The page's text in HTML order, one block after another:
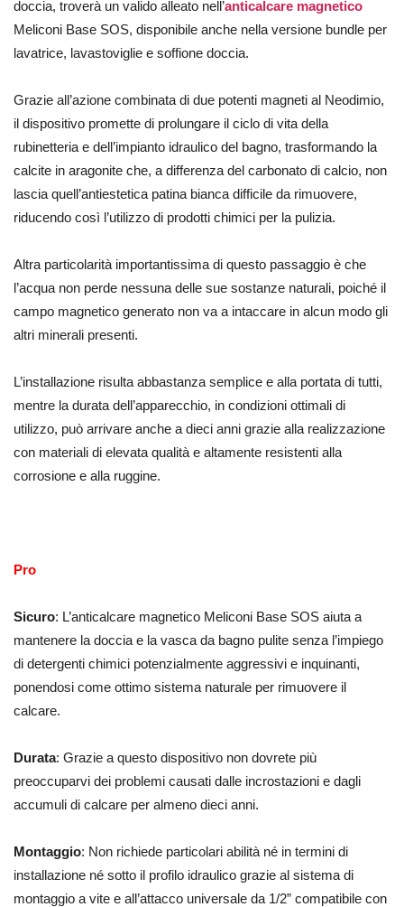
doccia, troverà un valido alleato nell’anticalcare magnetico
Meliconi Base SOS, disponibile anche nella versione bundle per
lavatrice, lavastoviglie e soffione doccia.
Grazie all’azione combinata di due potenti magneti al Neodimio,
il dispositivo promette di prolungare il ciclo di vita della
rubinetteria e dell’impianto idraulico del bagno, trasformando la
calcite in aragonite che, a differenza del carbonato di calcio, non
lascia quell’antiestetica patina bianca difficile da rimuovere,
riducendo così l’utilizzo di prodotti chimici per la pulizia.
Altra particolarità importantissima di questo passaggio è che
l’acqua non perde nessuna delle sue sostanze naturali, poiché il
campo magnetico generato non va a intaccare in alcun modo gli
altri minerali presenti.
L’installazione risulta abbastanza semplice e alla portata di tutti,
mentre la durata dell’apparecchio, in condizioni ottimali di
utilizzo, può arrivare anche a dieci anni grazie alla realizzazione
con materiali di elevata qualità e altamente resistenti alla
corrosione e alla ruggine.
Pro
Sicuro: L’anticalcare magnetico Meliconi Base SOS aiuta a
mantenere la doccia e la vasca da bagno pulite senza l’impiego
di detergenti chimici potenzialmente aggressivi e inquinanti,
ponendosi come ottimo sistema naturale per rimuovere il
calcare.
Durata: Grazie a questo dispositivo non dovrete più
preoccuparvi dei problemi causati dalle incrostazioni e dagli
accumuli di calcare per almeno dieci anni.
Montaggio: Non richiede particolari abilità né in termini di
installazione né sotto il profilo idraulico grazie al sistema di
montaggio a vite e all’attacco universale da 1/2” compatibile con